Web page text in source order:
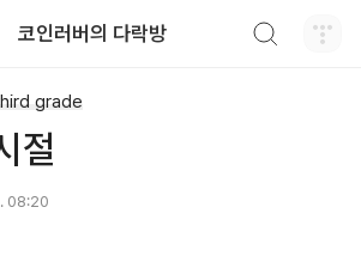
코인러버의 다락방
grade
절
08:20